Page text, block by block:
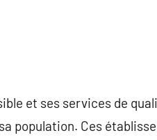
et ses services de
population. Ces